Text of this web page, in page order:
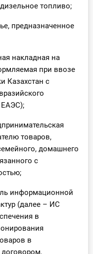
топливо;
предназначенное
накладная на
при ввозе
Казахстан с
ЕАЭС);
товаров,
домашнего
с
информационной
(далее – ИС
в
в